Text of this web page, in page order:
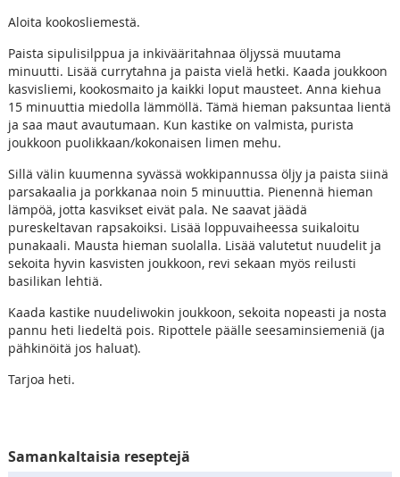
Aloita kookosliemestä.
Paista sipulisilppua ja inkivääritahnaa öljyssä muutama
minuutti. Lisää currytahna ja paista vielä hetki. Kaada joukkoon
kasvisliemi, kookosmaito ja kaikki loput mausteet. Anna kiehua
15 minuuttia miedolla lämmöllä. Tämä hieman paksuntaa lientä
ja saa maut avautumaan. Kun kastike on valmista, purista
joukkoon puolikkaan/kokonaisen limen mehu.
Sillä välin kuumenna syvässä wokkipannussa öljy ja paista siinä
parsakaalia ja porkkanaa noin 5 minuuttia. Pienennä hieman
lämpöä, jotta kasvikset eivät pala. Ne saavat jäädä
pureskeltavan rapsakoiksi. Lisää loppuvaiheessa suikaloitu
punakaali. Mausta hieman suolalla. Lisää valutetut nuudelit ja
sekoita hyvin kasvisten joukkoon, revi sekaan myös reilusti
basilikan lehtiä.
Kaada kastike nuudeliwokin joukkoon, sekoita nopeasti ja nosta
pannu heti liedeltä pois. Ripottele päälle seesaminsiemeniä (ja
pähkinöitä jos haluat).
Tarjoa heti.
Samankaltaisia reseptejä